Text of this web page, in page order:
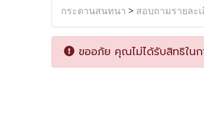
กระดานสนทนา > สอบถามรายละ
ขออภัย คุณไม่ได้รับสิทธิในก